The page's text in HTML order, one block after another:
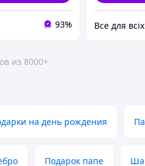
93% Все для всіх
из 8000+
на день рождения
Подарок папе